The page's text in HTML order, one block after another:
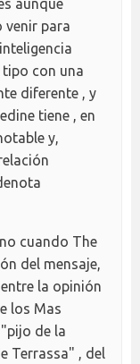
aunque
venir para
tipo con una
diferente , y
tiene , en
y,
cuando The
del mensaje,
la opinión
los Mas
de la
Terrassa" , del